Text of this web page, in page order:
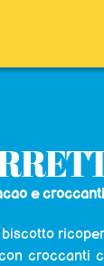
e
croccanti